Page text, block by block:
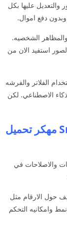
والتعديل عليها بكل
وبدون دفع اموال.
الشخصيه.
استفيد الان من
الفلاتر والفرشه
الاصطناعي. لكن
اضافات سناب سيد 2025 Snapseed مهكر تحميل
والاصلاحات في
حول الارقام مثل
وامكانيه التحكم